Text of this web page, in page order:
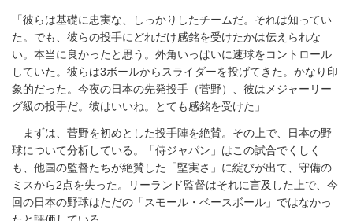
「彼らは基礎に忠実な、しっかりしたチームだ。それは知ってい
た。でも、彼らの投手にどれだけ感銘を受けたかは伝えられな
い。本当に良かったと思う。外角いっぱいに速球をコントロール
していた。彼らは3ボールからスライダーを投げてきた。かなり印
象的だった。今夜の日本の先発投手（菅野）、彼はメジャーリー
グ級の投手だ。彼はいいね。とても感銘を受けた」
まずは、菅野を初めとした投手陣を絶賛。その上で、日本の野
球について分析している。「侍ジャパン」はこの試合でくしく
も、他国の監督たちが絶賛した「堅実さ」に綻びが出て、守備の
ミスから2点を失った。リーランド監督はそれに言及した上で、今
回の日本の野球はただの「スモール・ベースボール」ではなかっ